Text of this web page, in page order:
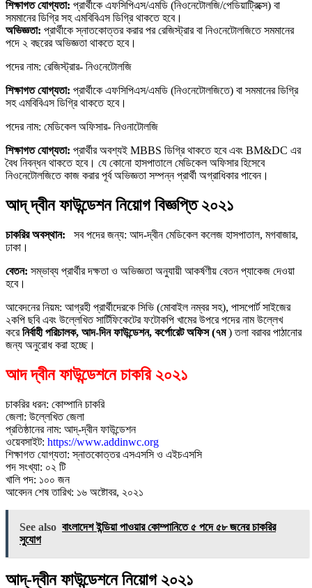
শিক্ষাগত যোগ্যতা: প্রার্থীকে এফসিপিএস/এমডি (নিওনেটোলজি/পেডিয়াট্রিক্সে) বা
সমমানের ডিগ্রি সহ এমবিবিএস ডিগ্রি থাকতে হবে।
অভিজ্ঞতা: প্রার্থীকে স্নাতকোত্তর করার পর রেজিস্ট্রার বা নিওনেটোলজিতে সমমানের
পদে ২ বছরের অভিজ্ঞতা থাকতে হবে।
পদের নাম: রেজিস্ট্রার- নিওনেটোলজি
শিক্ষাগত যোগ্যতা: প্রার্থীকে এফসিপিএস/এমডি (নিওনেটোলজিতে) বা সমমানের ডিগ্রি
সহ এমবিবিএস ডিগ্রি থাকতে হবে।
পদের নাম: মেডিকেল অফিসার- নিওনাটোলজি
শিক্ষাগত যোগ্যতা: প্রার্থীর অবশ্যই MBBS ডিগ্রি থাকতে হবে এবং BM&DC এর
বৈধ নিবন্ধন থাকতে হবে। যে কোনো হাসপাতালে মেডিকেল অফিসার হিসেবে
নিওনেটোলজিতে কাজ করার পূর্ব অভিজ্ঞতা সম্পন্ন প্রার্থী অগ্রাধিকার পাবেন।
আদ্ দ্বীন ফাউন্ডেশন নিয়োগ বিজ্ঞপ্তি ২০২১
চাকরির অবস্থান: সব পদের জন্য: আদ-দ্বীন মেডিকেল কলেজ হাসপাতাল, মগবাজার,
ঢাকা।
বেতন: সম্ভাব্য প্রার্থীর দক্ষতা ও অভিজ্ঞতা অনুযায়ী আকর্ষণীয় বেতন প্যাকেজ দেওয়া
হবে।
আবেদনের নিয়ম: আগ্রহী প্রার্থীদেরকে সিভি (মোবাইল নম্বর সহ), পাসপোর্ট সাইজের
২কপি ছবি এবং উল্লেখিত সার্টিফিকেটের ফটোকপি খামের উপরে পদের নাম উল্লেখ
করেনির্বাহী পরিচালক, আদ-দিন ফাউন্ডেশন, কর্পোরেট অফিস (৭ম) তলা বরাবর পাঠানোর
জন্য অনুরোধ করা হচ্ছে।
আদ দ্বীন ফাউন্ডেশনে চাকরি ২০২১
চাকরির ধরন: কোম্পানি চাকরি
জেলা: উল্লেখিত জেলা
প্রতিষ্ঠানের নাম: আদ্-দ্বীন ফাউন্ডেশন
ওয়েবসাইট: https://www.addinwc.org
শিক্ষাগত যোগ্যতা: স্নাতকোত্তর এসএসসি ও এইচএসসি
পদ সংখ্যা: ০২ টি
খালি পদ: ১০০ জন
আবেদন শেষ তারিখ: ১৬ অষ্টোবর, ২০২১
See also বাংলাদেশ ইন্ডিয়া পাওয়ার কোম্পানিতে ৫ পদে ৫৮ জনের চাকরির
সুযোগ
আদ্-দ্বীন ফাউন্ডেশনে নিয়োগ ২০২১